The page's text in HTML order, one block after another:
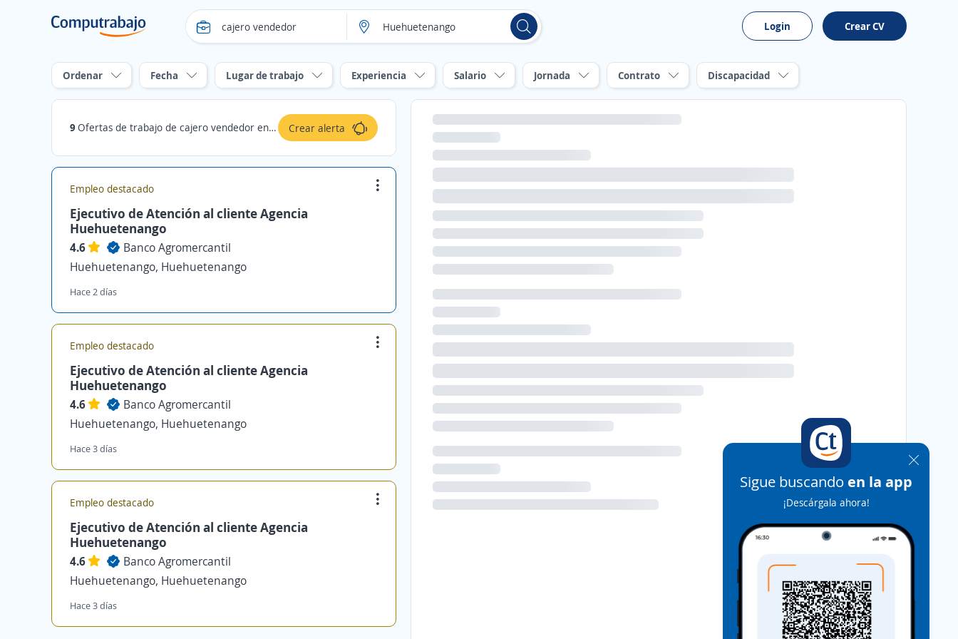
Login Crear CV
Ordenar Fecha Lugar de trabajo Experiencia Salario Jornada Contrato Discapacidad
9 Ofertas de trabajo de cajero vendedor en Huehuetenango Crear alerta
Empleo destacado
Ejecutivo de Atención al cliente Agencia
Huehuetenango
4.6
Banco Agromercantil
Huehuetenango, Huehuetenango
Hace 2 días
Empleo destacado
Ejecutivo de Atención al cliente Agencia
Huehuetenango
4.6
Banco Agromercantil
Huehuetenango, Huehuetenango
Hace 3 días
Empleo destacado
Ejecutivo de Atención al cliente Agencia
Huehuetenango
4.6
Banco Agromercantil
Huehuetenango, Huehuetenango
Hace 3 días
Sigue buscando en la app
¡Descárgala ahora!